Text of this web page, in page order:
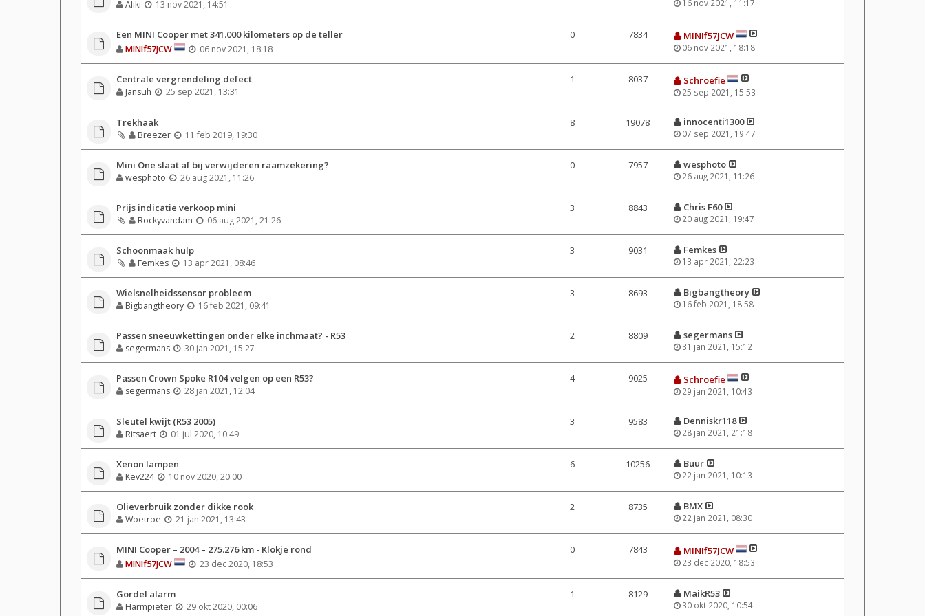
Aliki 13 nov 2021, 14:51 16 nov 2021, 11:17
Een MINI Cooper met 341.000 kilometers op de teller
MINIf57JCW 06 nov 2021, 18:18
0 7834 MINIf57JCW
06 nov 2021, 18:18
Centrale vergrendeling defect
Jansuh 25 sep 2021, 13:31
1 8037 Schroefie
25 sep 2021, 15:53
Trekhaak
Breezer 11 feb 2019, 19:30
8 19078 innocenti1300
07 sep 2021, 19:47
Mini One slaat af bij verwijderen raamzekering?
wesphoto 26 aug 2021, 11:26
0 7957 wesphoto
26 aug 2021, 11:26
Prijs indicatie verkoop mini
Rockyvandam 06 aug 2021, 21:26
3 8843 Chris F60
20 aug 2021, 19:47
Schoonmaak hulp
Femkes 13 apr 2021, 08:46
3 9031 Femkes
13 apr 2021, 22:23
Wielsnelheidssensor probleem
Bigbangtheory 16 feb 2021, 09:41
3 8693 Bigbangtheory
16 feb 2021, 18:58
Passen sneeuwkettingen onder elke inchmaat? - R53
segermans 30 jan 2021, 15:27
2 8809 segermans
31 jan 2021, 15:12
Passen Crown Spoke R104 velgen op een R53?
segermans 28 jan 2021, 12:04
4 9025 Schroefie
29 jan 2021, 10:43
Sleutel kwijt (R53 2005)
Ritsaert 01 jul 2020, 10:49
3 9583 Denniskr118
28 jan 2021, 21:18
Xenon lampen
Kev224 10 nov 2020, 20:00
6 10256 Buur
22 jan 2021, 10:13
Olieverbruik zonder dikke rook
Woetroe 21 jan 2021, 13:43
2 8735 BMX
22 jan 2021, 08:30
MINI Cooper – 2004 – 275.276 km - Klokje rond
MINIf57JCW 23 dec 2020, 18:53
0 7843 MINIf57JCW
23 dec 2020, 18:53
Gordel alarm
Harmpieter 29 okt 2020, 00:06
1 8129 MaikR53
30 okt 2020, 10:54